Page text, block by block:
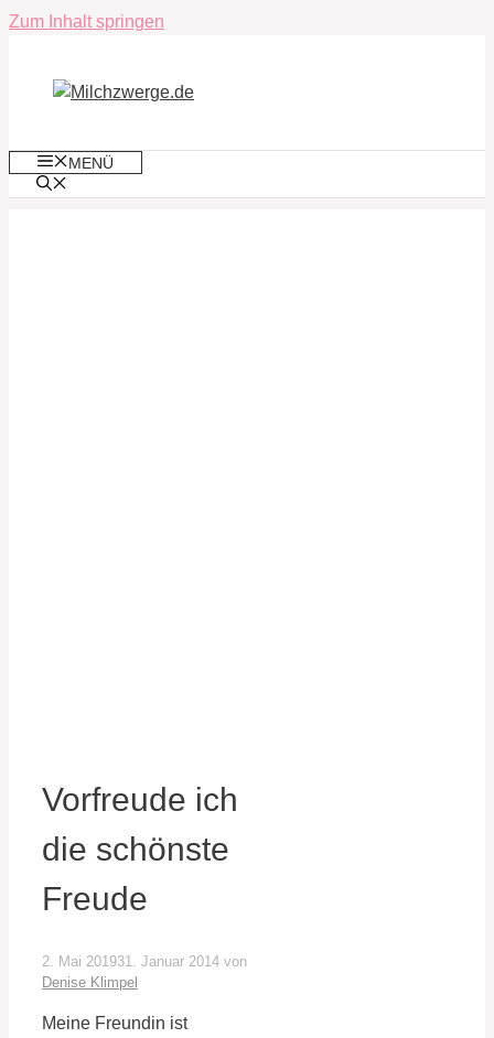
Zum Inhalt springen
MENÜ
Vorfreude ich
die schönste
Freude
2. Mai 201931. Januar 2014 von
Denise Klimpel
Meine Freundin ist